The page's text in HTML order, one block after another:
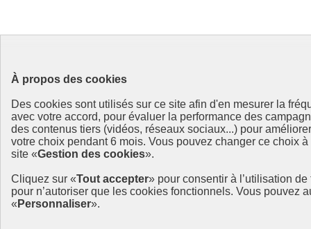
À propos des cookies
Des cookies sont utilisés sur ce site afin d'en mesurer la
avec votre accord, pour évaluer la performance des
des contenus tiers (vidéos, réseaux sociaux...) pour
votre choix pendant 6 mois. Vous pouvez changer ce choix
site «Gestion des cookies».
Cliquez sur «Tout accepter» pour consentir à l’utilisation
pour n’autoriser que les cookies fonctionnels. Vous pouvez
« Personnaliser».